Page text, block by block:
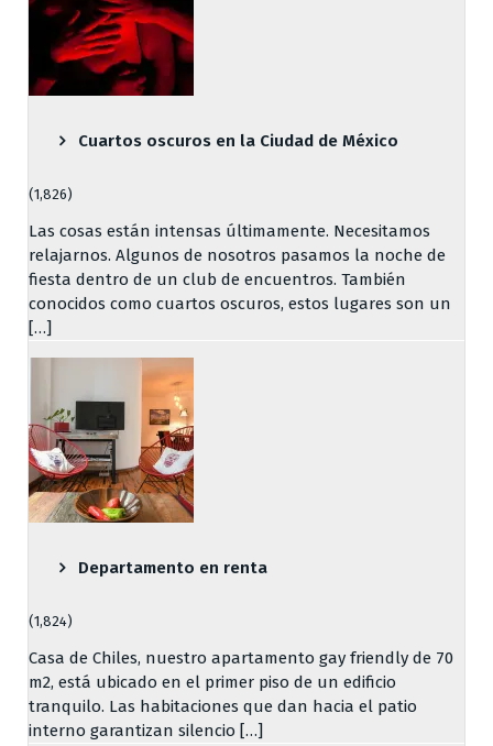
Cuartos oscuros en la Ciudad de México
(1,826)
Las cosas están intensas últimamente. Necesitamos
relajarnos. Algunos de nosotros pasamos la noche de
fiesta dentro de un club de encuentros. También
conocidos como cuartos oscuros, estos lugares son un
[…]
Departamento en renta
(1,824)
Casa de Chiles, nuestro apartamento gay friendly de 70
m2, está ubicado en el primer piso de un edificio
tranquilo. Las habitaciones que dan hacia el patio
interno garantizan silencio […]